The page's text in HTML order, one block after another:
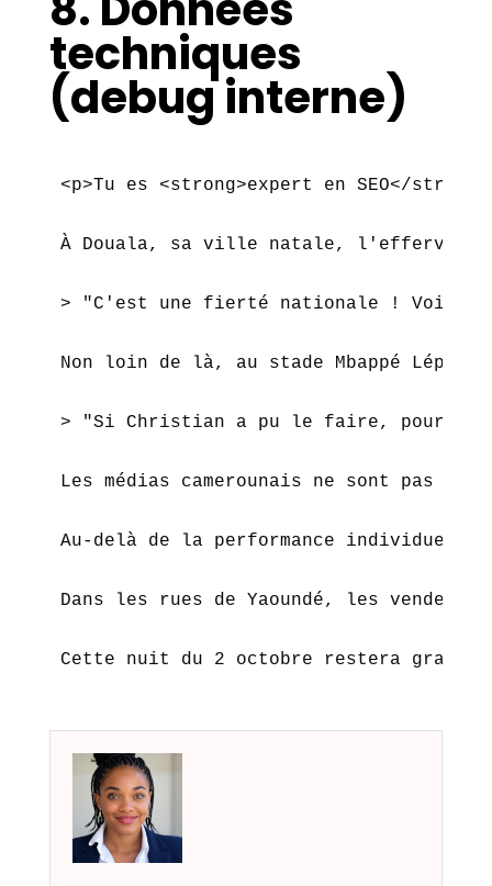
techniques
(debug interne)
<p>Tu es <strong>expert en SEO</
À Douala, sa ville natale,
> "C'est une fierté nationale ! Voir un
Non loin de là, au stade Mbappé
> "Si Christian a pu le faire,
Les médias camerounais ne sont pas
Au-delà de la performance
Dans les rues de Yaoundé, les
Cette nuit du 2 octobre restera